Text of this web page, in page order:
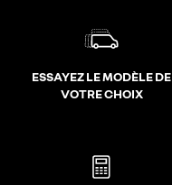
ESSAYEZ LE MODÈLE DE
VOTRE CHOIX